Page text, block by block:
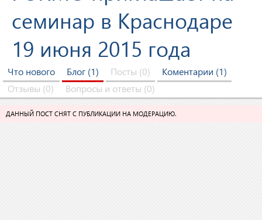
семинар в Краснодаре
19 июня 2015 года
Что нового Блог (1) Посты (0)
Коментарии (1)
Отзывы (0)
Вопросы и ответы (0)
ДАННЫЙ ПОСТ СНЯТ С ПУБЛИКАЦИИ НА МОДЕРАЦИЮ.